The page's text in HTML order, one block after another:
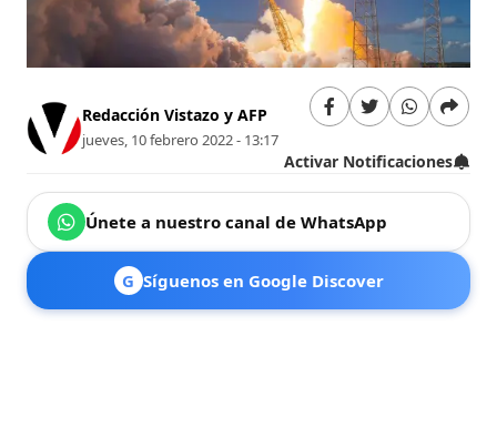
Redacción Vistazo y AFP
jueves, 10 febrero 2022 - 13:17
Activar Notificaciones
Únete a nuestro canal de WhatsApp
G Síguenos en Google Discover